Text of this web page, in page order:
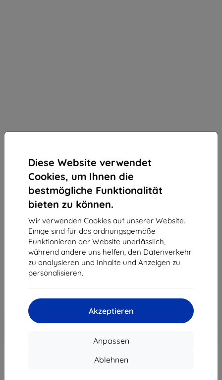
Diese Website verwendet
Cookies, um Ihnen die
bestmögliche Funktionalität
bieten zu können.
Wir verwenden Cookies auf unserer Website.
Einige sind für das ordnungsgemäße
Funktionieren der Website unerlässlich,
während andere uns helfen, den Datenverkehr
zu analysieren und Inhalte und Anzeigen zu
personalisieren.
Akzeptieren
Anpassen
Ablehnen
3MK Silver Protect + Realme GT 2 Pro
Nassverklebte antimikrobielle Folie
Geeignet für: Realme GT 2 Pro
Produktbeschreibung
15,90 €
7,12 €
ohne MWSt5,98 €
Rabatt mit Gutschein
In den